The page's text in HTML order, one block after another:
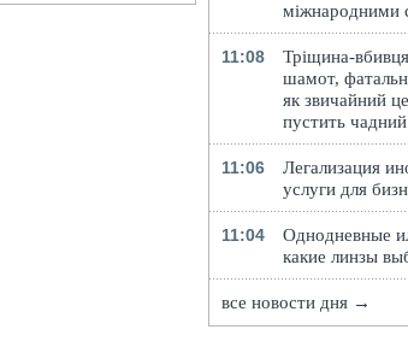
міжнародними
11:08
Тріщина-
шамот,
як звичайний
пустить
11:06
Легализация
услуги для
11:04
Однодневные
какие линзы
все новости дня →